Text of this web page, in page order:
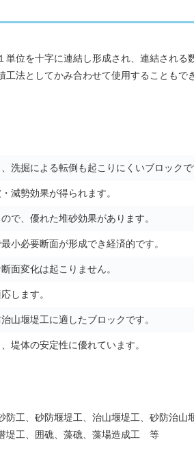
位を十字に連結し形成され、連結され
法としてかみ合わせて使用することも
洗掘による転倒も起こりにくいブロック
減勢効果が得られます。
で、優れた堆砂効果があります。
小必要断面が形成でき経済的です。
面変化は起こりません。
します。
山堰堤工に適したブロックです。
堤体の安定性に優れています。
工、砂防堰堤工、治山堰堤工、砂防治
堤工、囲礁、藻礁、藻場造成工 等